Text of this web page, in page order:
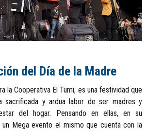
del Día de la Madre
la Cooperativa El Tumi, es una festividad que
sacrificada y ardua labor de ser madres y
del hogar. Pensando en ellas, en su
un Mega evento el mismo que cuenta con la